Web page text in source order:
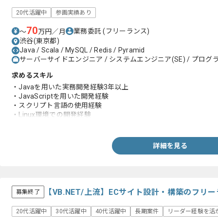
20代活躍中 参画実績あり
〜70万円／月 業務委託(フリーランス)
渋谷(東京都)
Java / Scala / MySQL / Redis / Pyramid
サーバーサイドエンジニア / システムエンジニア(SE) / プログ
求めるスキル
・Javaを用いた実務開発経験3年以上
・JavaScriptを用いた開発経験
・スクリプト言語の使用経験
・Linux環境での開発経験
・構成管理やスケーラビリティを意識した開発経験
詳細を見る
募集終了 【VB.NET/上流】ECサイト設計・構築のフリ
20代活躍中 30代活躍中 40代活躍中 長期案件 リーダー経験を活